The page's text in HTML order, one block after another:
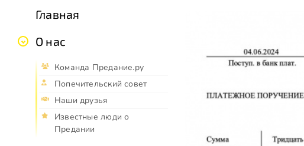
Главная
О нас
Команда Предание.ру
Попечительский совет
Наши друзья
Известные люди о
Предании